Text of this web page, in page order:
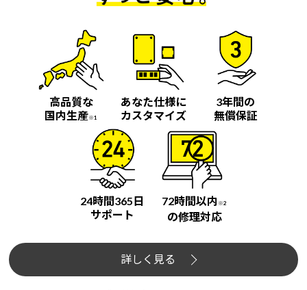
高品質な
国内生産※1
あなた仕様に
カスタマイズ
3年間の
無償保証
24時間365日
サポート
72時間以内 ※2
の修理対応
詳しく見る